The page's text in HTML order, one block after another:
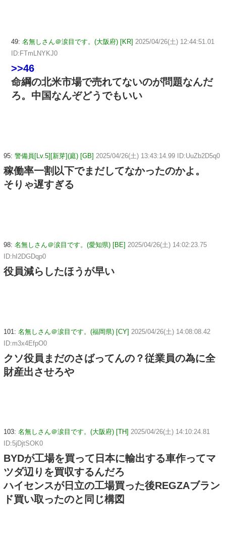
49: 名無しさん＠涙目です。(大阪府) [KR] 2025/04/26(土) 12:44:51.01
ID:FTmLNYKJ0
>>46
命綱の北米市場で売れてないのが問題なんだ
ろ。中国なんぞどうでもいい
95: 警備員[Lv.5][新芽](庭) [GB] 2025/04/26(土) 13:43:14.99 ID:UuZb2D5q0
稼働率一割以下でまだしてなかったのかよ。
そりゃ遅すぎる
98: 名無しさん＠涙目です。(愛知県) [BE] 2025/04/26(土) 14:02:23.75
ID:hI2DGDqp0
役員減らしたほうが早い
101: 名無しさん＠涙目です。(福岡県) [CY] 2025/04/26(土) 14:08:08.42
ID:m3x4EfpO0
クソ役員まだのさばってんの？従業員の為に全
財産出させろや
103: 名無しさん＠涙目です。(大阪府) [TH] 2025/04/26(土) 14:10:24.81
ID:5jDjtSOK0
BYDが工場を買って日本に輸出する車作ってマ
ツダ辺りを買収するんだろ
ハイセンスが日立の工場買った後REGZAブラン
ド買い取ったのと同じ構図